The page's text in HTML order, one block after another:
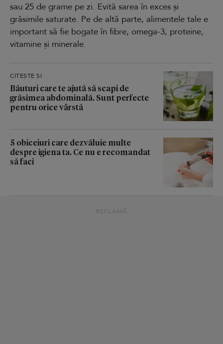
sau 25 de grame pe zi. Evită sarea în exces și
grăsimile saturate. Pe de altă parte, alimentele tale e
important să fie bogate în fibre, omega-3, proteine,
vitamine și minerale.
CITEȘTE ȘI
Băuturi care te ajută să scapi de
grăsimea abdominală. Sunt perfecte
pentru orice vârstă
5 obiceiuri care dezvăluie multe
despre igiena ta. Ce nu e recomandat
să faci
RECLAMĂ